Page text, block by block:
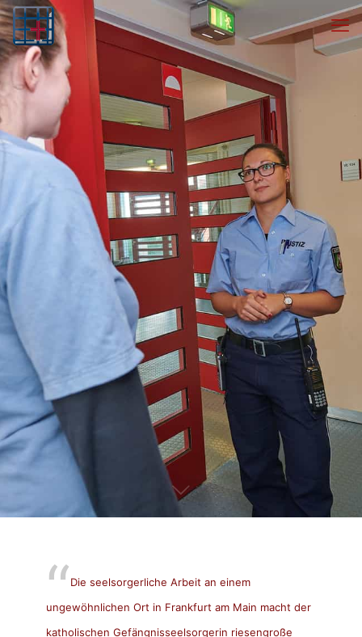
Die seelsorgerliche Arbeit an einem
ungewöhnlichen Ort in Frankfurt am Main macht der
katholischen Gefängnisseelsorgerin riesengroße